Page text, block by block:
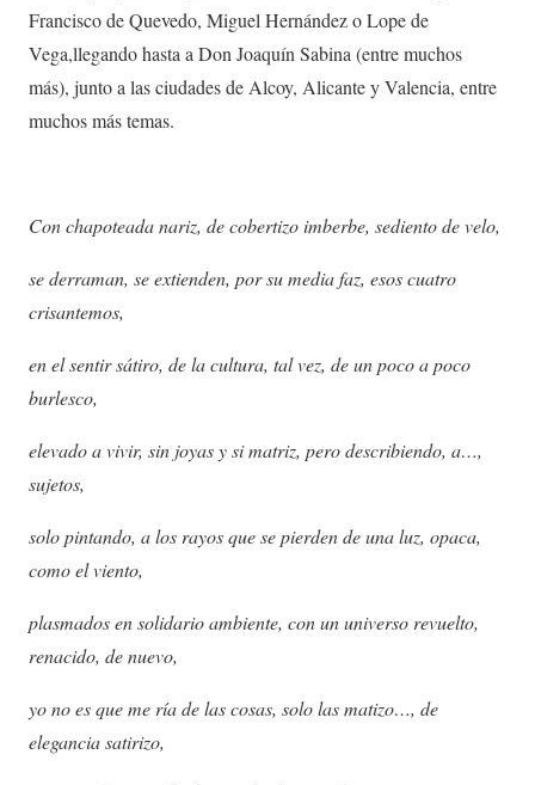
Francisco de Quevedo, Miguel Hernández o Lope de
Vega,llegando hasta a Don Joaquín Sabina (entre muchos
más), junto a las ciudades de Alcoy, Alicante y Valencia, entre
muchos más temas.
Con chapoteada nariz, de cobertizo imberbe, sediento de velo,
se derraman, se extienden, por su media faz, esos cuatro
crisantemos,
en el sentir sátiro, de la cultura, tal vez, de un poco a poco
burlesco,
elevado a vivir, sin joyas y si matriz, pero describiendo, a…,
sujetos,
solo pintando, a los rayos que se pierden de una luz, opaca,
como el viento,
plasmados en solidario ambiente, con un universo revuelto,
renacido, de nuevo,
yo no es que me ría de las cosas, solo las matizo…, de
elegancia satirizo,